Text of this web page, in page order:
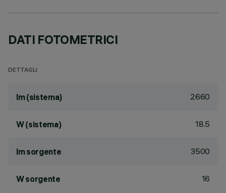
DATI FOTOMETRICI
DETTAGLI
lm (sistema) 2660
W (sistema) 18.5
lm sorgente 3500
W sorgente 16